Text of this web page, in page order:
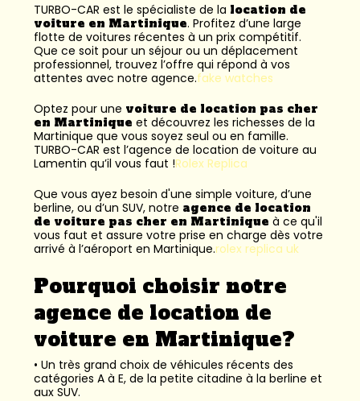
TURBO-CAR est le spécialiste de la location de
voiture en Martinique. Profitez d’une large
flotte de voitures récentes à un prix compétitif.
Que ce soit pour un séjour ou un déplacement
professionnel, trouvez l’offre qui répond à vos
attentes avec notre agence.fake watches
Optez pour une voiture de location pas cher
en Martinique et découvrez les richesses de la
Martinique que vous soyez seul ou en famille.
TURBO-CAR est l’agence de location de voiture au
Lamentin qu’il vous faut !Rolex Replica
Que vous ayez besoin d'une simple voiture, d’une
berline, ou d’un SUV, notre agence de location
de voiture pas cher en Martinique à ce qu'il
vous faut et assure votre prise en charge dès votre
arrivé à l’aéroport en Martinique.rolex replica uk
Pourquoi choisir notre
agence de location de
voiture en Martinique?
• Un très grand choix de véhicules récents des
catégories A à E, de la petite citadine à la berline et
aux SUV.